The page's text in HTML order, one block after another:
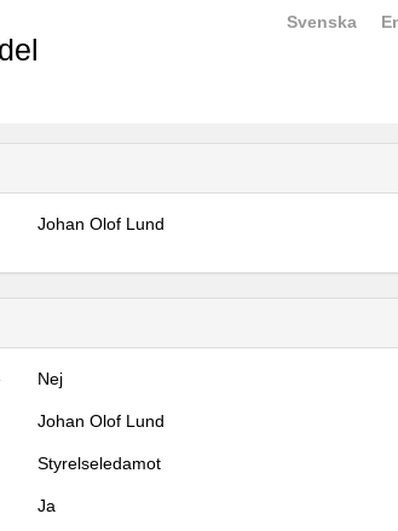
Svenska
Johan Olof Lund
Nej
Johan Olof Lund
Styrelseledamot
Ja